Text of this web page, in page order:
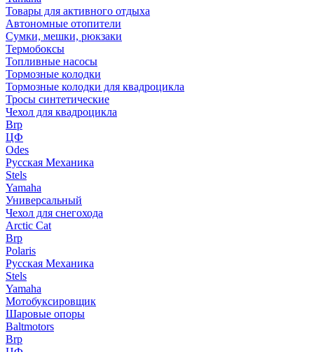
Товары для активного отдыха
Автономные отопители
Сумки, мешки, рюкзаки
Термобоксы
Топливные насосы
Тормозные колодки
Тормозные колодки для квадроцикла
Тросы синтетические
Чехол для квадроцикла
Brp
ЦФ
Odes
Русская Механика
Stels
Yamaha
Универсальный
Чехол для снегохода
Arctic Cat
Brp
Polaris
Русская Механика
Stels
Yamaha
Мотобуксировщик
Шаровые опоры
Baltmotors
Brp